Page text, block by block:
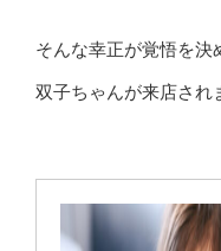
そんな幸正が覚悟を決
双子ちゃんが来店さ